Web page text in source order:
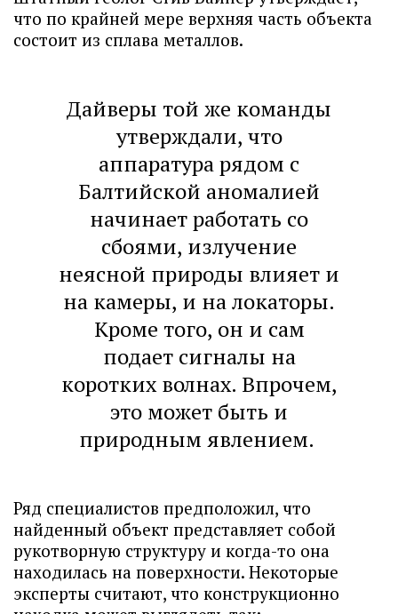
что по крайней мере верхняя часть объекта
состоит из сплава металлов.
Дайверы той же команды
утверждали, что
аппаратура рядом с
Балтийской аномалией
начинает работать со
сбоями, излучение
неясной природы влияет и
на камеры, и на локаторы.
Кроме того, он и сам
подает сигналы на
коротких волнах. Впрочем,
это может быть и
природным явлением.
Ряд специалистов предположил, что
найденный объект представляет собой
рукотворную структуру и когда-то она
находилась на поверхности. Некоторые
эксперты считают, что конструкционно